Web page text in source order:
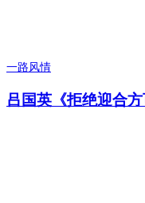
一路风情
吕国英《拒绝迎合